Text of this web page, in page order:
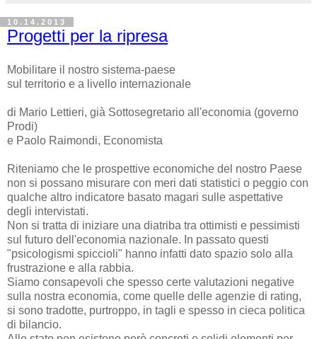
10.14.2013
Progetti per la ripresa
Mobilitare il nostro sistema-paese
sul territorio e a livello internazionale
di Mario Lettieri, già Sottosegretario all'economia (governo
Prodi)
e Paolo Raimondi, Economista
Riteniamo che le prospettive economiche del nostro Paese
non si possano misurare con meri dati statistici o peggio con
qualche altro indicatore basato magari sulle aspettative
degli intervistati.
Non si tratta di iniziare una diatriba tra ottimisti e pessimisti
sul futuro dell'economia nazionale. In passato questi
"psicologismi spiccioli" hanno infatti dato spazio solo alla
frustrazione e alla rabbia.
Siamo consapevoli che spesso certe valutazioni negative
sulla nostra economia, come quelle delle agenzie di rating,
si sono tradotte, purtroppo, in tagli e spesso in cieca politica
di bilancio.